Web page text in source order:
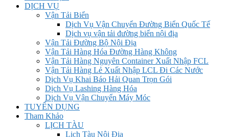
DỊCH VỤ
Vận Tải Biển
Dịch Vụ Vận Chuyển Đường Biển Quốc Tế
Dịch vụ vận tải đường biển nội địa
Vận Tải Đường Bộ Nội Địa
Vận Tải Hàng Hóa Đường Hàng Không
Vận Tải Hàng Nguyên Container Xuất Nhập FCL
Vận Tải Hàng Lẻ Xuất Nhập LCL Đi Các Nước
Dịch Vụ Khai Báo Hải Quan Trọn Gói
Dịch Vụ Lashing Hàng Hóa
Dịch Vụ Vận Chuyển Máy Móc
TUYỂN DỤNG
Tham Khảo
LỊCH TÀU
Lịch Tàu Nội Địa